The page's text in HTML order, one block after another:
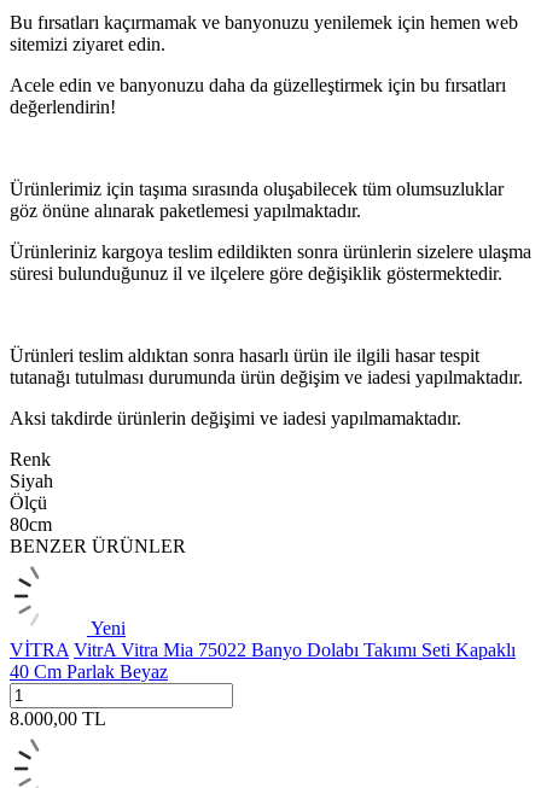
Bu fırsatları kaçırmamak ve banyonuzu yenilemek için hemen web
sitemizi ziyaret edin.
Acele edin ve banyonuzu daha da güzelleştirmek için bu fırsatları
değerlendirin!
Ürünlerimiz için taşıma sırasında oluşabilecek tüm olumsuzluklar
göz önüne alınarak paketlemesi yapılmaktadır.
Ürünleriniz kargoya teslim edildikten sonra ürünlerin sizelere ulaşma
süresi bulunduğunuz il ve ilçelere göre değişiklik göstermektedir.
Ürünleri teslim aldıktan sonra hasarlı ürün ile ilgili hasar tespit
tutanağı tutulması durumunda ürün değişim ve iadesi yapılmaktadır.
Aksi takdirde ürünlerin değişimi ve iadesi yapılmamaktadır.
Renk
Siyah
Ölçü
80cm
BENZER ÜRÜNLER
Yeni
VİTRA VitrA Vitra Mia 75022 Banyo Dolabı Takımı Seti Kapaklı
40 Cm Parlak Beyaz
8.000,00 TL